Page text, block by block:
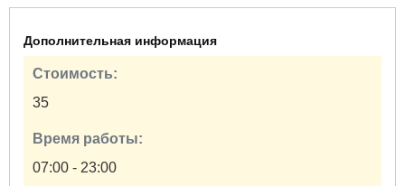
Дополнительная информация
Стоимость:
35
Время работы:
07:00 - 23:00